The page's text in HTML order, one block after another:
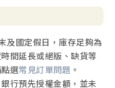
及國定假日，庫存足夠為
間延長或絕版、缺貨等
選常見訂單問題 。
行預先授權金額，並未